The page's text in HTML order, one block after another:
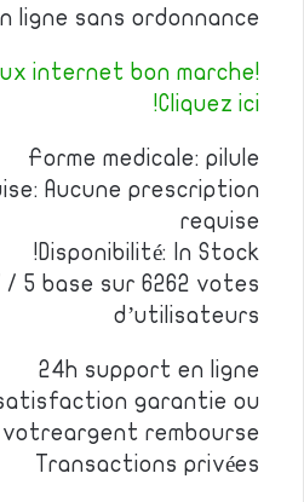
ligne sans ordonnance
internet bon marche!
Cliquez ici!
Forme medicale: pilule
Aucune prescription
requise
Disponibilité: In Stock!
/ 5 base sur 6262 votes
d’utilisateurs
24h support en ligne
garantie ou
votreargent rembourse
Transactions privées